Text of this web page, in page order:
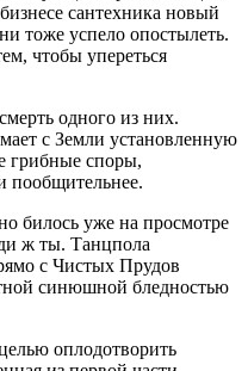
сантехника новый
тоже успело опостылеть.
чтобы упереться
одного из них.
с Земли установленную
грибные споры,
пообщительнее.
билось уже на просмотре
ж ты. Танцпола
с Чистых Прудов
синюшной бледностью
оплодотворить